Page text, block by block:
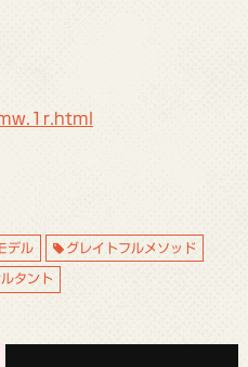
デル グレイトフルメソッド
タント